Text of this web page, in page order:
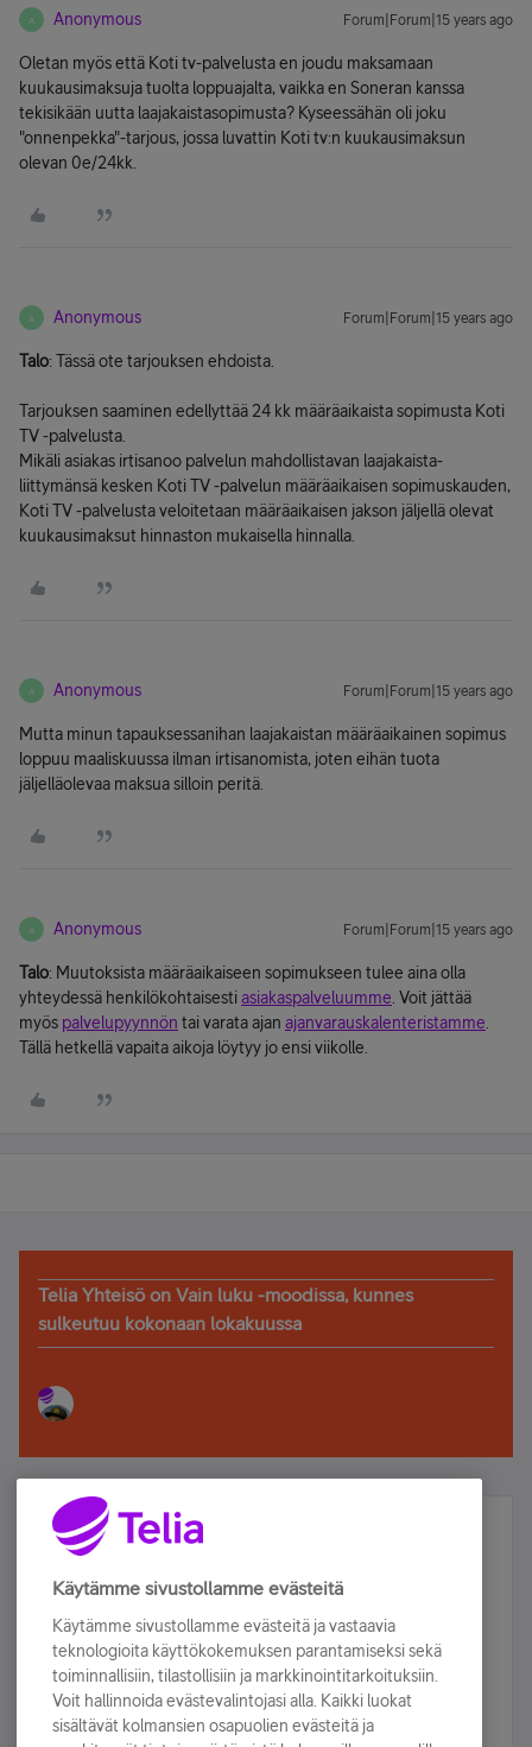
A Anonymous Forum|Forum|15 years ago
Oletan myös että Koti tv-palvelusta en joudu maksamaan
kuukausimaksuja tuolta loppuajalta, vaikka en Soneran kanssa
tekisikään uutta laajakaistasopimusta? Kyseessähän oli joku
"onnenpekka"-tarjous, jossa luvattin Koti tv:n kuukausimaksun
olevan 0e/24kk.
A Anonymous Forum|Forum|15 years ago
Talo: Tässä ote tarjouksen ehdoista.
Tarjouksen saaminen edellyttää 24 kk määräaikaista sopimusta Koti
TV -palvelusta.
Mikäli asiakas irtisanoo palvelun mahdollistavan laajakaista-
liittymänsä kesken Koti TV -palvelun määräaikaisen sopimuskauden,
Koti TV -palvelusta veloitetaan määräaikaisen jakson jäljellä olevat
kuukausimaksut hinnaston mukaisella hinnalla.
A Anonymous Forum|Forum|15 years ago
Mutta minun tapauksessanihan laajakaistan määräaikainen sopimus
loppuu maaliskuussa ilman irtisanomista, joten eihän tuota
jäljelläolevaa maksua silloin peritä.
A Anonymous Forum|Forum|15 years ago
Talo: Muutoksista määräaikaiseen sopimukseen tulee aina olla
yhteydessä henkilökohtaisestiasiakaspalveluumme . Voit jättää
myös palvelupyynnön tai varata ajan ajanvarauskalenteristamme
Tällä hetkellä vapaita aikoja löytyy jo ensi viikolle.
Telia Yhteisö on Vain luku -moodissa, kunnes
sulkeutuu kokonaan lokakuussa
Älä jää paitsi – osallistu ja voita!
Tilaa Telian uutiskirje ja olet mukana arvonnassa.
sähköpostiisi.
Tilaa nyt
Käytämme sivustollamme evästeitä
Käytämme sivustollamme evästeitä ja vastaavia
teknologioita käyttökokemuksen parantamiseksi sekä
toiminnallisiin, tilastollisiin ja markkinointitarkoituksiin.
Voit hallinnoida evästevalintojasi alla. Kaikki luokat
sisältävät kolmansien osapuolien evästeitä ja